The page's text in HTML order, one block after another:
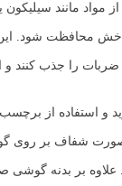
مواد مانند
محافظت شود. این
را جذب کنند و
و استفاده از
شفاف بر روی
بر بدنه گوشی